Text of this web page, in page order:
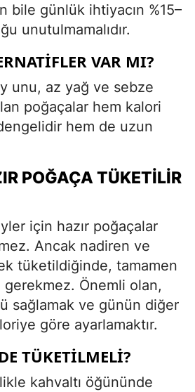
bile günlük ihtiyacın %15–
unutulmamalıdır.
VAR MI?
unu, az yağ ve sebze
poğaçalar hem kalori
hem de uzun
POĞAÇA TÜKETILIR
için hazır poğaçalar
Ancak nadiren ve
tüketildiğinde, tamamen
gerekmez. Önemli olan,
sağlamak ve günün diğer
göre ayarlamaktır.
TÜKETILMELI?
kahvaltı öğününde